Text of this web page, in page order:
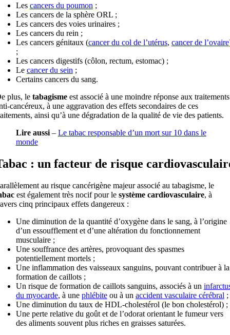
Les cancers du poumon ;
Les cancers de la sphère ORL ;
Les cancers des voies urinaires ;
Les cancers du rein ;
Les cancers génitaux (cancer du col de l’utérus, cancer de l’ovaire
;
Les cancers digestifs (côlon, rectum, estomac) ;
Le cancer du sein ;
Certains cancers du sang.
plus, le tabagismeest associé à une moindre réponse aux traitements
cancéreux, à une aggravation des effets secondaires de ces
ainsi qu’à une dégradation de la qualité de vie des patients.
Lire aussi– Le tabac responsable d’un mort sur 10 dans le
monde
: un facteur de risque
au risque cancérigène majeur associé au tabagisme, le
est également très nocif pour le système cardiovasculaire, à
cinq principaux effets dangereux :
Une diminution de la quantité d’oxygène dans le sang, à l’origine
d’un essoufflement et d’une altération du fonctionnement
musculaire ;
Une souffrance des artères, provoquant des spasmes
potentiellement mortels ;
Une inflammation des vaisseaux sanguins, pouvant contribuer à la
formation de caillots ;
Un risque de formation de caillots sanguins, associés à un
du myocarde, à une phlébiteou à un accident vasculaire cérébral ;
Une diminution du taux de HDL-cholestérol (le bon cholestérol) ;
Une perte relative du goût et de l’odorat orientant le fumeur vers
des aliments souvent plus riches en graisses saturées.